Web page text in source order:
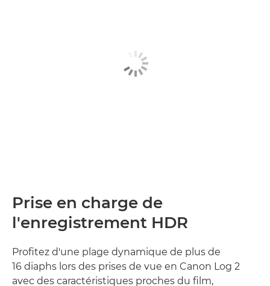
Prise en charge de
l'enregistrement HDR
Profitez d'une plage dynamique de plus de
16 diaphs lors des prises de vue en Canon Log 2
avec des caractéristiques proches du film,